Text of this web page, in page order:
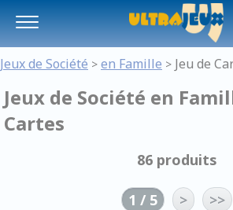
Jeux de Société > en Famille > Jeu de
Jeux de Société en
Cartes
86 produits
1 / 5 > >>